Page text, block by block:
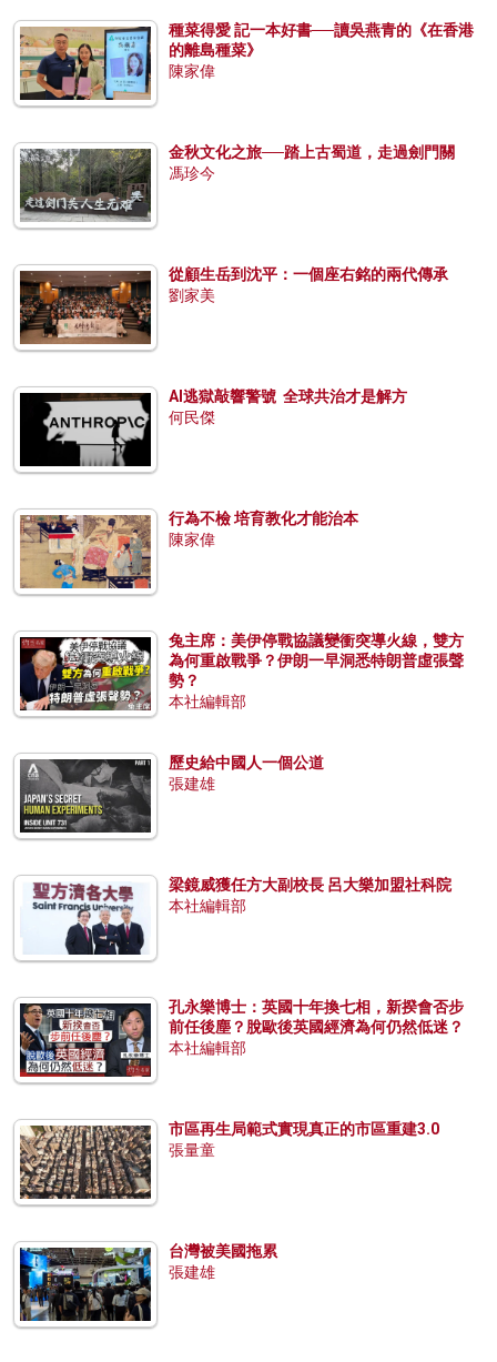
種菜得愛 記一本好書──讀吳燕青的《在香港
的離島種菜》
陳家偉
金秋文化之旅──踏上古蜀道，走過劍門關
馮珍今
從顧生岳到沈平：一個座右銘的兩代傳承
劉家美
AI逃獄敲響警號 全球共治才是解方
何民傑
行為不檢 培育教化才能治本
陳家偉
兔主席：美伊停戰協議變衝突導火線，雙方
為何重啟戰爭？伊朗一早洞悉特朗普虛張聲
勢？
本社編輯部
歷史給中國人一個公道
張建雄
梁鏡威獲任方大副校長 呂大樂加盟社科院
本社編輯部
孔永樂博士：英國十年換七相，新揆會否步
前任後塵？脫歐後英國經濟為何仍然低迷？
本社編輯部
市區再生局範式實現真正的市區重建3.0
張量童
台灣被美國拖累
張建雄